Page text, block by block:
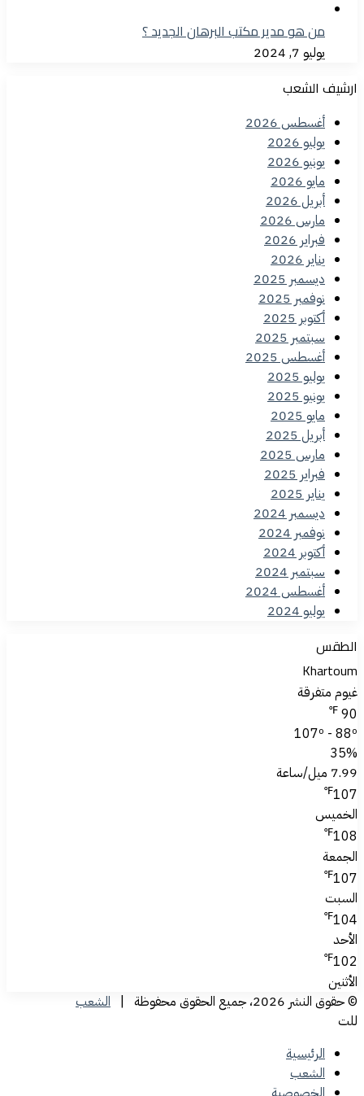
من هو مدير مكتب البرهان الجديد ؟
يوليو 7, 2024
ارشيف الشعب
أغسطس 2026
يوليو 2026
يونيو 2026
مايو 2026
أبريل 2026
مارس 2026
فبراير 2026
يناير 2026
ديسمبر 2025
نوفمبر 2025
أكتوبر 2025
سبتمبر 2025
أغسطس 2025
يوليو 2025
يونيو 2025
مايو 2025
أبريل 2025
مارس 2025
فبراير 2025
يناير 2025
ديسمبر 2024
نوفمبر 2024
أكتوبر 2024
سبتمبر 2024
أغسطس 2024
يوليو 2024
الطقس
Khartoum
غيوم متفرقة
90
℉
107º - 88º
35%
7.99 ميل/ساعة
107
℉
الخميس
108
℉
الجمعة
107
℉
السبت
104
℉
الأحد
102
℉
الأثنين
© حقوق النشر 2026، جميع الحقوق محفوظة |
الشعب
للت
الرئيسية
الشعب